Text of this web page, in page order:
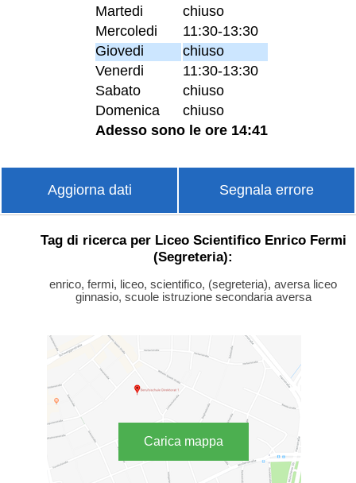
Martedi
chiuso
Mercoledi
11:30-13:30
Giovedi
chiuso
Venerdi
11:30-13:30
Sabato
chiuso
Domenica
chiuso
Adesso sono le ore 14:41
Aggiorna dati Segnala errore
Tag di ricerca per Liceo Scientifico Enrico Fermi
(Segreteria):
enrico, fermi, liceo, scientifico, (segreteria), aversa liceo
ginnasio, scuole istruzione secondaria aversa
Carica mappa